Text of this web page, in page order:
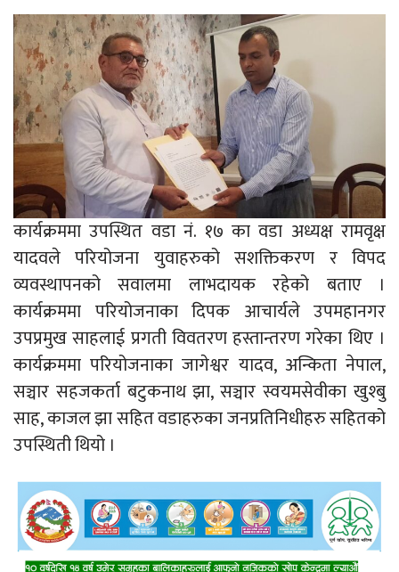
कार्यक्रममा उपस्थित वडा नं. १७ का वडा अध्यक्ष रामवृक्ष
यादवले परियोजना युवाहरुको सशक्तिकरण र विपद
व्यवस्थापनको सवालमा लाभदायक रहेको बताए ।
कार्यक्रममा परियोजनाका दिपक आचार्यले उपमहानगर
उपप्रमुख साहलाई प्रगती विवतरण हस्तान्तरण गरेका थिए ।
कार्यक्रममा परियोजनाका जागेश्वर यादव, अन्किता नेपाल,
सञ्चार सहजकर्ता बटुकनाथ झा, सञ्चार स्वयमसेवीका खुश्बु
साह, काजल झा सहित वडाहरुका जनप्रतिनिधीहरु सहितको
उपस्थिती थियो ।